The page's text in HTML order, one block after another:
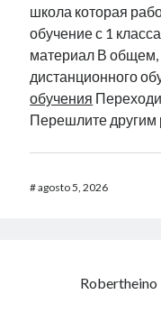
школа которая
обучение с 1
материал В общем,
дистанционного
обучения
Перешлите другим
#agosto 5, 2026
Robertheino